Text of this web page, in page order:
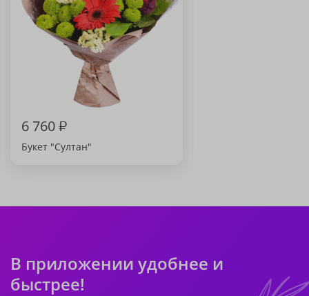
6 760₽
Букет "Султан"
В приложении удобнее и
быстрее!